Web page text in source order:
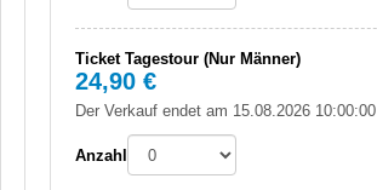
Ticket Tagestour (Nur Männer)
24,90 €
Der Verkauf endet am 15.08.2026 10:00:00
Anzahl